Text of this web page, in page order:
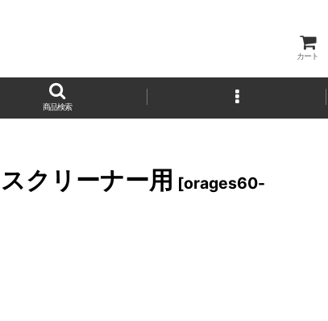
カート
商品検索
クリーナー用 [orages60-